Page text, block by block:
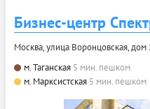
Бизнес-центр
Москва, улица Воронцовская, дом
м. Таганская 5 мин. пешком
м. Марксистская 5 мин. пешком